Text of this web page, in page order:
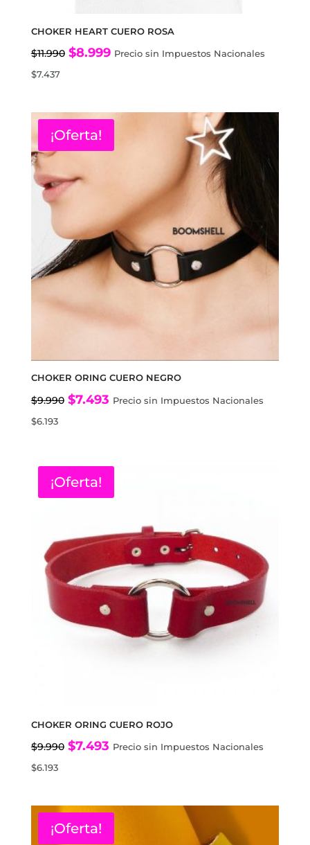
CHOKER HEART CUERO ROSA
$11.990 El
era:
$11.990.
$8.999El
es:
Precio sin Impuestos Nacionales
$7.437
¡Oferta!
CHOKER ORING CUERO NEGRO
$9.990 El
$9.990.
$7.493ElPrecio sin Impuestos Nacionales
$6.193
¡Oferta!
CHOKER ORING CUERO ROJO
$9.990 El
era:
$9.990.
$7.493El
es:
Precio sin Impuestos Nacionales
$6.193
¡Oferta!